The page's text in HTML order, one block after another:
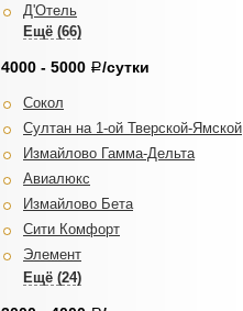
Д'Отель
Парк Тауэр
Рэдиссон Блу Белорусская
Бентлей
Академическая
Уланская
Арбат
Президент-отель
Мандарин
Новотель Шереметьево
АСТ Гоф
4000 - 5000 Р/сутки
Сокол
Султан на 1-ой Тверской-Ямской
Измайлово Гамма-Дельта
Авиалюкс
Измайлово Бета
Сити Комфорт
Элемент
Viva Hotel
Эрмитаж